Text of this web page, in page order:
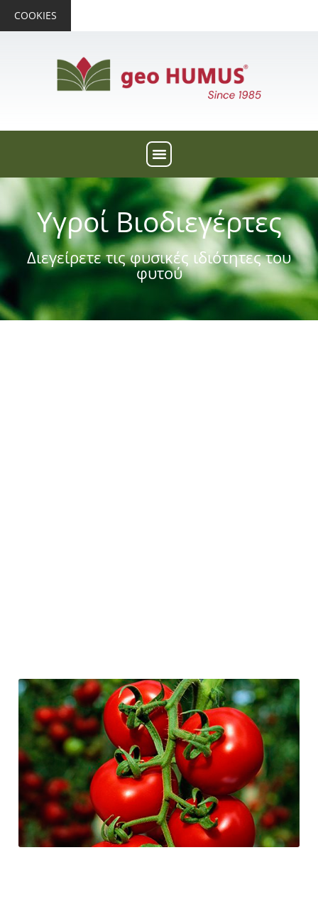
COOKIES
Υγροί Βιοδιεγέρτες
Διεγείρετε τις φυσικές ιδιότητες του
φυτού